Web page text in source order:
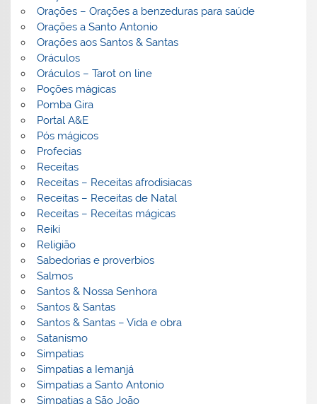
Orações – Orações a benzeduras para saúde
Orações a Santo Antonio
Orações aos Santos & Santas
Oráculos
Oráculos – Tarot on line
Poções mágicas
Pomba Gira
Portal A&E
Pós mágicos
Profecias
Receitas
Receitas – Receitas afrodisiacas
Receitas – Receitas de Natal
Receitas – Receitas mágicas
Reiki
Religião
Sabedorias e proverbios
Salmos
Santos & Nossa Senhora
Santos & Santas
Santos & Santas – Vida e obra
Satanismo
Simpatias
Simpatias a Iemanjá
Simpatias a Santo Antonio
Simpatias a São João